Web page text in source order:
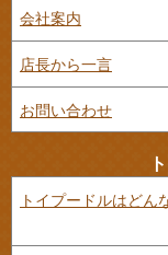
会社案内
店長から一言
お問い合わせ
トイプードルはどん